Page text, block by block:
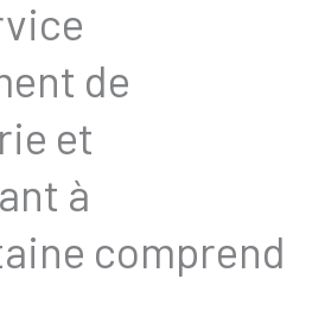
de
et
à
comprend